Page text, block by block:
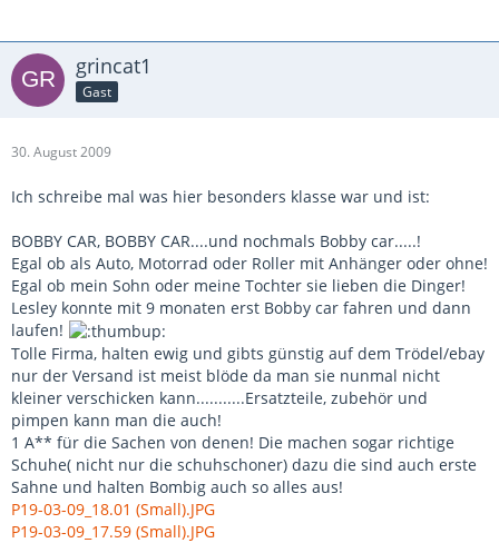
grincat1
Gast
30. August 2009
Ich schreibe mal was hier besonders klasse war und ist:
BOBBY CAR, BOBBY CAR....und nochmals Bobby car.....!
Egal ob als Auto, Motorrad oder Roller mit Anhänger oder ohne!
Egal ob mein Sohn oder meine Tochter sie lieben die Dinger!
Lesley konnte mit 9 monaten erst Bobby car fahren und dann
laufen!
Tolle Firma, halten ewig und gibts günstig auf dem Trödel/ebay
nur der Versand ist meist blöde da man sie nunmal nicht
kleiner verschicken kann...........Ersatzteile, zubehör und
pimpen kann man die auch!
1 A** für die Sachen von denen! Die machen sogar richtige
Schuhe( nicht nur die schuhschoner) dazu die sind auch erste
Sahne und halten Bombig auch so alles aus!
P19-03-09_18.01 (Small).JPG
P19-03-09_17.59 (Small).JPG